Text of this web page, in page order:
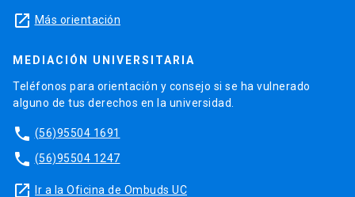
launch Más orientación
MEDIACIÓN UNIVERSITARIA
Teléfonos para orientación y consejo si se ha vulnerado
alguno de tus derechos en la universidad.
phone (56)95504 1691
phone (56)95504 1247
launch Ir a la Oficina de Ombuds UC